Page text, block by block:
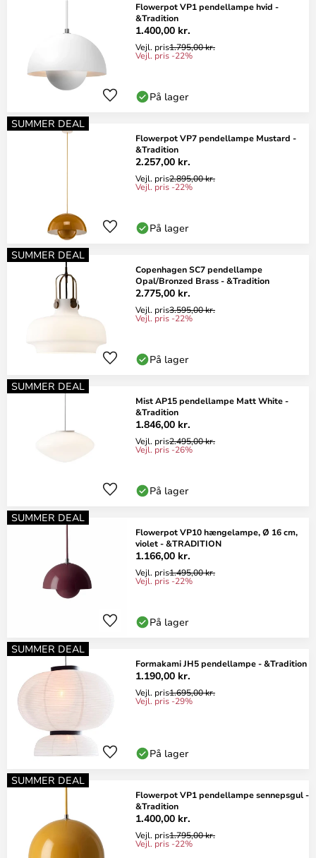
Flowerpot VP1 pendellampe hvid -
&Tradition
1.400,00 kr.
Vejl. pris1.795,00 kr.
Vejl. pris -22%
På lager
SUMMER DEAL
Flowerpot VP7 pendellampe Mustard -
&Tradition
2.257,00 kr.
Vejl. pris2.895,00 kr.
Vejl. pris -22%
På lager
SUMMER DEAL
Copenhagen SC7 pendellampe
Opal/Bronzed Brass - &Tradition
2.775,00 kr.
Vejl. pris3.595,00 kr.
Vejl. pris -22%
På lager
SUMMER DEAL
Mist AP15 pendellampe Matt White -
&Tradition
1.846,00 kr.
Vejl. pris2.495,00 kr.
Vejl. pris -26%
På lager
SUMMER DEAL
Flowerpot VP10 hængelampe, Ø 16 cm,
violet - &TRADITION
1.166,00 kr.
Vejl. pris1.495,00 kr.
Vejl. pris -22%
På lager
SUMMER DEAL
Formakami JH5 pendellampe - &Tradition
1.190,00 kr.
Vejl. pris1.695,00 kr.
Vejl. pris -29%
På lager
SUMMER DEAL
Flowerpot VP1 pendellampe sennepsgul -
&Tradition
1.400,00 kr.
Vejl. pris1.795,00 kr.
Vejl. pris -22%